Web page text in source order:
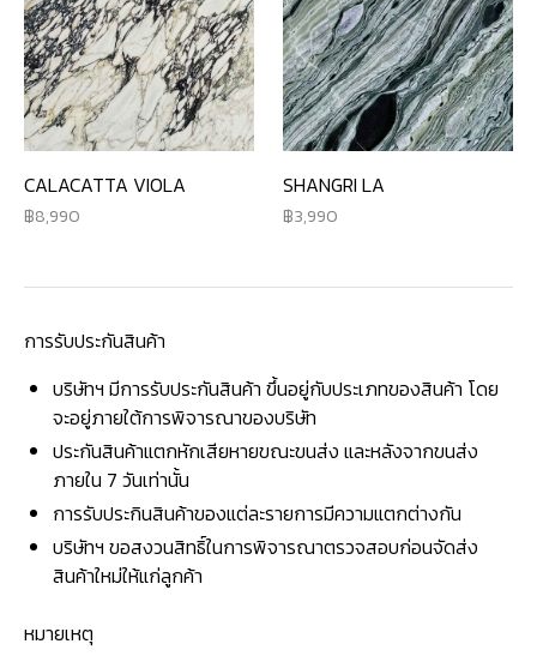
CALACATTA VIOLA
8,990
SHANGRI LA
3,990
การรับประกันสินค้า
บริษัทฯ มีการรับประกันสินค้า ขึ้นอยู่กับประเภทของสินค้า โดย
จะอยู่ภายใต้การพิจารณาของบริษัท
ประกันสินค้าแตกหักเสียหายขณะขนส่ง และหลังจากขนส่ง
ภายใน 7 วันเท่านั้น
การรับประกินสินค้าของแต่ละรายการมีความแตกต่างกัน
บริษัทฯ ขอสงวนสิทธิ์ในการพิจารณาตรวจสอบก่อนจัดส่ง
สินค้าใหม่ให้แก่ลูกค้า
หมายเหตุ